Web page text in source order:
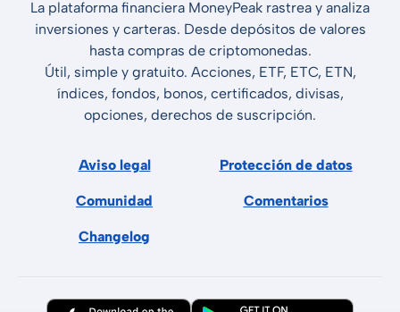
La plataforma financiera MoneyPeak rastrea y analiza
inversiones y carteras. Desde depósitos de valores
hasta compras de criptomonedas.
Útil, simple y gratuito. Acciones, ETF, ETC, ETN,
índices, fondos, bonos, certificados, divisas,
opciones, derechos de suscripción.
Aviso legal Protección de datos
Comunidad Comentarios
Changelog